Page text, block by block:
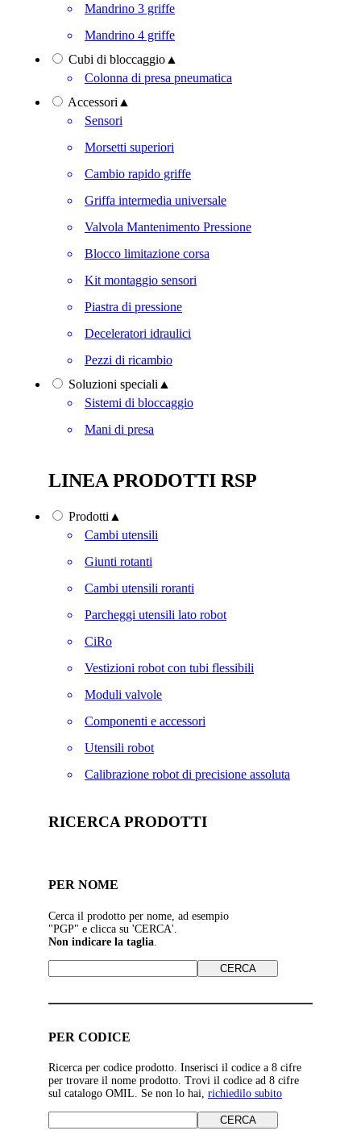
Mandrino 3 griffe
Mandrino 4 griffe
Cubi di bloccaggio ▲
Colonna di presa pneumatica
Accessori ▲
Sensori
Morsetti superiori
Cambio rapido griffe
Griffa intermedia universale
Valvola Mantenimento Pressione
Blocco limitazione corsa
Kit montaggio sensori
Piastra di pressione
Deceleratori idraulici
Pezzi di ricambio
Soluzioni speciali ▲
Sistemi di bloccaggio
Mani di presa
LINEA PRODOTTI RSP
Prodotti ▲
Cambi utensili
Giunti rotanti
Cambi utensili roranti
Parcheggi utensili lato robot
CiRo
Vestizioni robot con tubi flessibili
Moduli valvole
Componenti e accessori
Utensili robot
Calibrazione robot di precisione assoluta
RICERCA PRODOTTI
PER NOME
Cerca il prodotto per nome, ad esempio
"PGP" e clicca su 'CERCA'.
Non indicare la taglia
PER CODICE
Ricerca per codice prodotto. Inserisci il codice a 8 cifre
per trovare il nome prodotto. Trovi il codice ad 8 cifre
sul catalogo OMIL. Se non lo hai, richiedilo subito